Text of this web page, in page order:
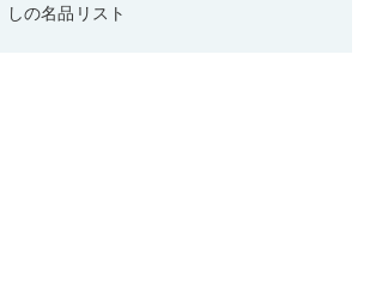
しの名品リスト